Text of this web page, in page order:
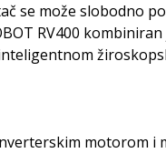
se može slobodno
RV400
motorom i